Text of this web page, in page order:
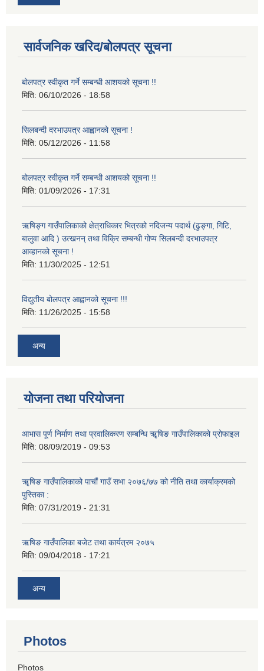
सार्वजनिक खरिद/बोलपत्र सूचना
बोलपत्र स्वीकृत गर्ने सम्बन्धी आशयको सूचना !!
मिति: 06/10/2026 - 18:58
सिलबन्दी दरभाउपत्र आह्वानको सूचना !
मिति: 05/12/2026 - 11:58
बोलपत्र स्वीकृत गर्ने सम्बन्धी आशयको सूचना !!
मिति: 01/09/2026 - 17:31
ऋषिङ्ग गाउँपालिकाको क्षेत्राधिकार भित्रको नदिजन्य पदार्थ (ढुङ्गा, गिटि,
बालुवा आदि ) उत्खनन् तथा विक्रि सम्बन्धी गोप्य सिलबन्दी दरभाउपत्र
आव्हानको सूचना !
मिति: 11/30/2025 - 12:51
विद्युतीय बोलपत्र आह्वानको सूचना !!!
मिति: 11/26/2025 - 15:58
अन्य
योजना तथा परियोजना
आभास पूर्ण निर्माण तथा प्रवालिकरण सम्बन्धि ॠषिङ गाउँपालिकाको प्रोफाइल
मिति: 08/09/2019 - 09:53
ॠषिङ गाउँपालिकाको पाचौं गाउँ सभा २०७६/७७ को नीति तथा कार्याक्रमको
पुस्तिका :
मिति: 07/31/2019 - 21:31
ऋषिङ गाउँपालिका बजेट तथा कार्यत्रम २०७५
मिति: 09/04/2018 - 17:21
अन्य
Photos
Photos